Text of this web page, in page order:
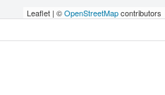
Leaflet | ©OpenStreetMapcontributors